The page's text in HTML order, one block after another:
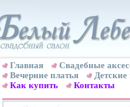
Главная Свадебные
Вечерние платья
Как купить
Контакты